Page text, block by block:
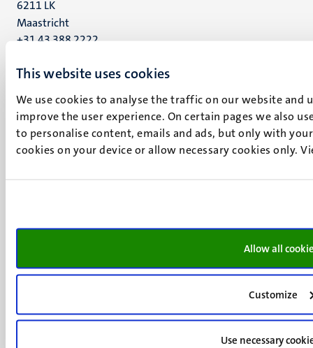
This website uses cookies
We use cookies to analyse the traffic on our website and
improve the user experience. On certain pages we also
to personalise content, emails and ads, but only with
cookies on your device or allow necessary cookies only.
Allow all
Customize
Use necessary
6211 LK
Maastricht
+31 43 388 2222
UM postal address
6200 MD
Maastricht
Social
Bluesky
Facebook
YouTube
footer
Verantwoording
Privacy & informatiebeveiliging
Feedback